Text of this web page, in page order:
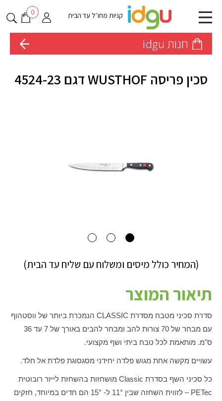
קניות מחו״ל עד הבית 0
חנות idgu
סכין פריסה WUSTHOF דגם 4524-23
(המחיר כולל מיסים ומשלוח עם שליח עד הבית)
תיאור המוצר
סדרת סכיני מטבח מסדרת CLASSIC הנמכרת ביותר של ווסטהוף
עם מבחר של 70 צורות להב ומבחר להבים באורך של 7 עד 36
ס"מ. מותאמת לכל טבח ביתי ושף מקצועי.
עשויים מקשה אחת מגוש פלדה יחידני מסגסוגת פלדת אל חלד.
כל סכיני השף בסדרת Classic מושחזות בהשחזת לייזר רובוטית
PETec
– לזווית השחזה שבין 11° ל- 15° הם חדים במיוחד, חזקים